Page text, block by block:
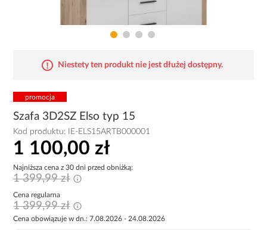
Niestety ten produkt nie jest dłużej dostępny.
promocja
Szafa 3D2SZ Elso typ 15
Kod produktu: IE-ELS15ARTB000001
1 100,00 zł
Najniższa cena z 30 dni przed obniżką:
1 399,99 zł
Cena regularna
1 399,99 zł
Cena obowiązuje w dn.: 7.08.2026 - 24.08.2026